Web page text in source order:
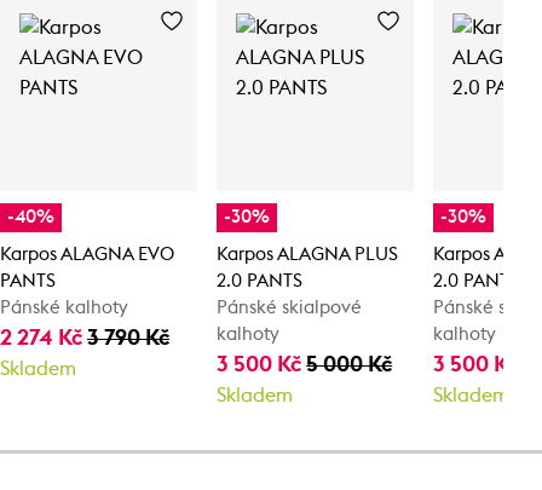
-40%
Karpos ALAGNA EVO
PANTS
Pánské kalhoty
2 274 Kč 3 790 Kč
Skladem
-30%
Karpos ALAGNA PLUS
2.0 PANTS
Pánské skialpové
kalhoty
3 500 Kč5 000 Kč
Skladem
-30%
Karpos
2.0 PANTS
Pánské
kalhoty
3 500 Kč
Skladem